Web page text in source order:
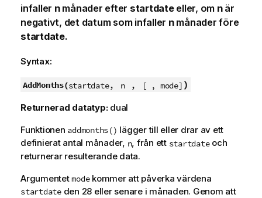
infaller nmånader efter startdateeller, om när
negativt, det datum som infaller nmånader före
startdate.
Syntax:
AddMonths(startdate, n, [ , mode] )
Returnerad datatyp: dual
Funktionen addmonths() lägger till eller drar av ett
definierat antal månader, n, från ett startdateoch
returnerar resulterande data.
Argumentetmodekommer att påverka värdena
startdateden 28 eller senare i månaden. Genom att